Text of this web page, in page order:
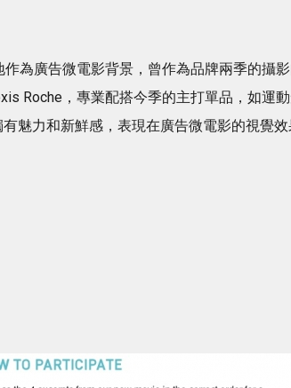
為廣告微電影背景，曾作為品牌兩季的攝
Roche，專業配搭今季的主打單品，如運
魅力和新鮮感，表現在廣告微電影的視覺效